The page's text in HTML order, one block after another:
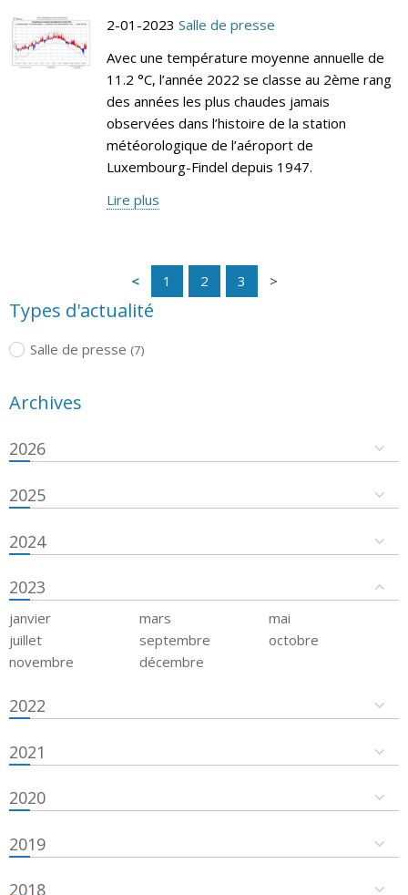
2-01-2023 Salle de presse
Avec une température moyenne annuelle de
11.2 °C, l’année 2022 se classe au 2ème rang
des années les plus chaudes jamais
observées dans l’histoire de la station
météorologique de l’aéroport de
Luxembourg-Findel depuis 1947.
Lire plus
1 2 3
Types d'actualité
Salle de presse (7)
Archives
2026
2025
2024
2023
janvier mars
mai
juillet
septembre
octobre
novembre
décembre
2022
2021
2020
2019
2018